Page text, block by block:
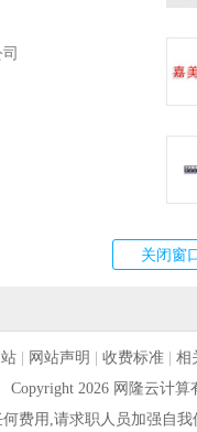
| 网站声明 收费标准| 相
Copyright 2026 网隆云计
费用,请求职人员加强自